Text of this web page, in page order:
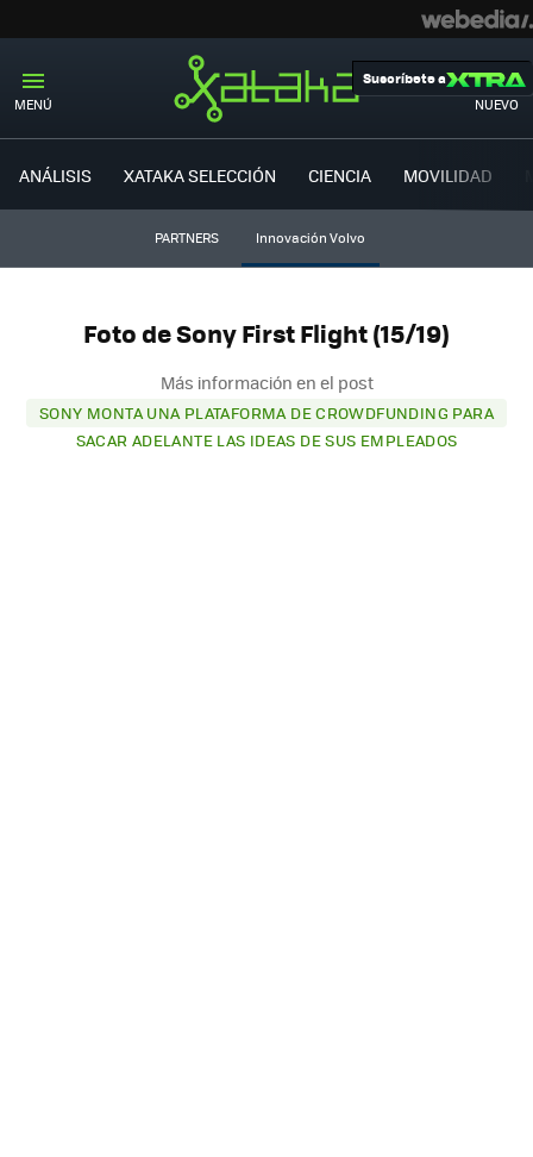
MENÚ NUEVO
Suscríbete a
ANÁLISIS XATAKA SELECCIÓN CIENCIA MOVILIDAD
PARTNERS Innovación Volvo
Foto de Sony First Flight (15/19)
Más información en el post
SONY MONTA UNA PLATAFORMA DE CROWDFUNDING PARA
SACAR ADELANTE LAS IDEAS DE SUS EMPLEADOS